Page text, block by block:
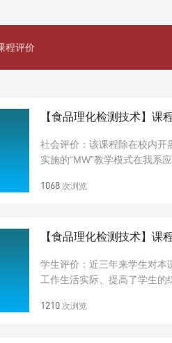
程评价
【食品理化检测技术】课
社会评价：该课程除在校内开
实施的“MW”教学模式在我系
1068 次浏览
【食品理化检测技术】课
学生评价：近三年来学生对本
工作生活实际、提高了学生的
1210 次浏览